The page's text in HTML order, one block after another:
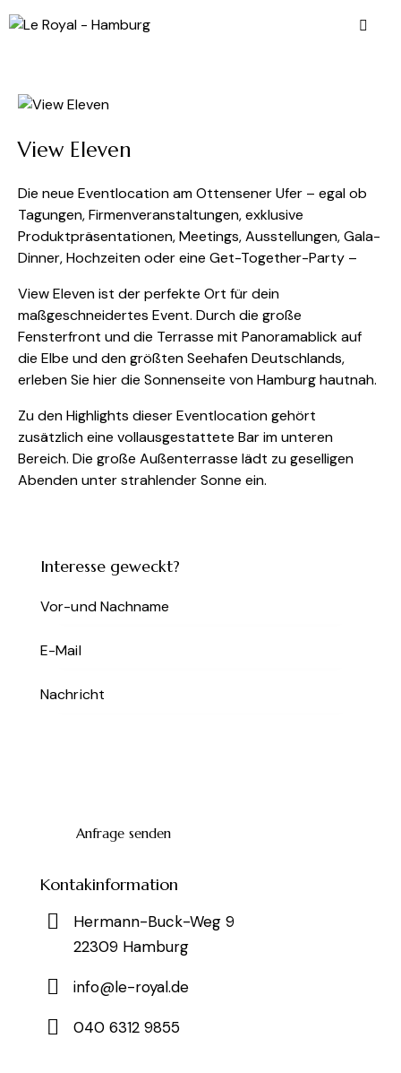
View Eleven
Die neue Eventlocation am Ottensener Ufer – egal ob
Tagungen, Firmenveranstaltungen, exklusive
Produktpräsentationen, Meetings, Ausstellungen, Gala-
Dinner, Hochzeiten oder eine Get-Together-Party –
View Eleven ist der perfekte Ort für dein
maßgeschneidertes Event. Durch die große
Fensterfront und die Terrasse mit Panoramablick auf
die Elbe und den größten Seehafen Deutschlands,
erleben Sie hier die Sonnenseite von Hamburg hautnah.
Zu den Highlights dieser Eventlocation gehört
zusätzlich eine vollausgestattete Bar im unteren
Bereich. Die große Außenterrasse lädt zu geselligen
Abenden unter strahlender Sonne ein.
Interesse geweckt?
Kontakinformation
Hermann-Buck-Weg 9
22309 Hamburg
info@le-royal.de
040 6312 9855